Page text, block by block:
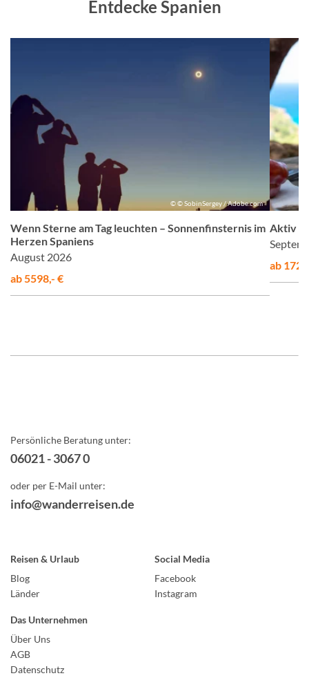
Entdecke Spanien
© © SobinSergey / Adobe.com
Wenn Sterne am Tag leuchten – Sonnenfinsternis im
Herzen Spaniens
August 2026
ab 5598,- €
Aktiv &
ab
Persönliche Beratung unter:
06021 - 3067 0
oder per E-Mail unter:
info@wanderreisen.de
Reisen & Urlaub
Blog
Länder
Social Media
Facebook
Instagram
Das Unternehmen
Über Uns
AGB
Datenschutz